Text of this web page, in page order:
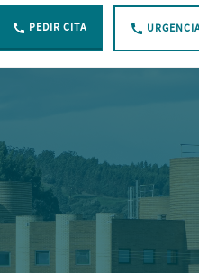
PEDIR CITA
luz